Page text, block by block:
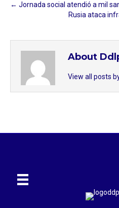
← Jornada social atendió a mil
Rusia ataca
About
View all posts